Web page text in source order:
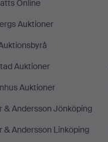
Online
Auktioner
Auktioner
Auktioner
& Andersson Jönköping
& Andersson Linköping